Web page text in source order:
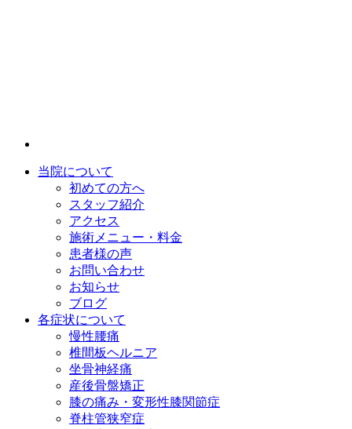
当院について
初めての方へ
スタッフ紹介
アクセス
施術メニュー・料金
患者様の声
お問い合わせ
お知らせ
ブログ
各症状について
慢性腰痛
椎間板ヘルニア
坐骨神経痛
産後骨盤矯正
膝の痛み・変形性膝関節症
脊柱管狭窄症